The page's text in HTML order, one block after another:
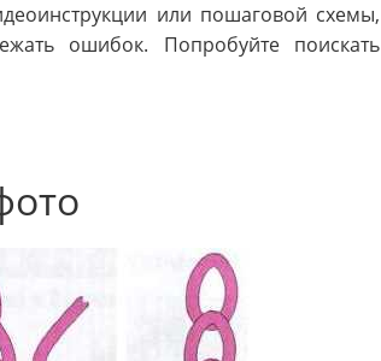
или пошаговой схемы,
ошибок. Попробуйте поискать